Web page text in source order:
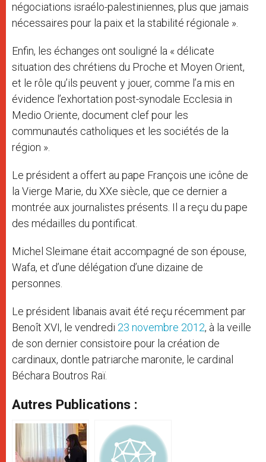
négociations israélo-palestiniennes, plus que jamais
nécessaires pour la paix et la stabilité régionale ».
Enfin, les échanges ont souligné la « délicate
situation des chrétiens du Proche et Moyen Orient,
et le rôle qu’ils peuvent y jouer, comme l’a mis en
évidence l’exhortation post-synodale Ecclesia in
Medio Oriente, document clef pour les
communautés catholiques et les sociétés de la
région ».
Le président a offert au pape François une icône de
la Vierge Marie, du XXe siècle, que ce dernier a
montrée aux journalistes présents. Il a reçu du pape
des médailles du pontificat.
Michel Sleimane était accompagné de son épouse,
Wafa, et d’une délégation d’une dizaine de
personnes.
Le président libanais avait été reçu récemment par
Benoît XVI, le vendredi 23 novembre 2012, à la veille
de son dernier consistoire pour la création de
cardinaux, dontle patriarche maronite, le cardinal
Béchara Boutros Raï.
Autres Publications :